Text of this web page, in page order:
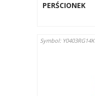
PERŚCIONEK
Symbol: Y0403RG14K